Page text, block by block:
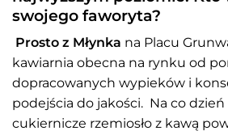
swojego faworyta?
Prosto z Młynka na Placu
kawiarnia obecna na rynku od
dopracowanych wypieków i
podejścia do jakości. Na co dzień
cukiernicze rzemiosło z kawą